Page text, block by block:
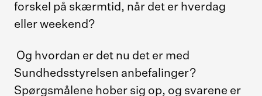
forskel på skærmtid, når det er hverdag
eller weekend?
Og hvordan er det nu det er med
Sundhedsstyrelsen anbefalinger?
Spørgsmålene hober sig op, og svarene er